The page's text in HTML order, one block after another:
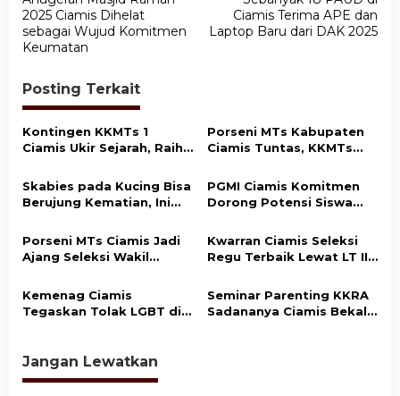
a
v
i
g
a
s
i
p
o
s
2025 Ciamis Dihelat
sebagai Wujud Komitmen
Keumatan
Ciamis Terima APE dan
Laptop Baru dari DAK 2025
Posting Terkait
Kontingen KKMTs 1
Ciamis Ukir Sejarah, Raih
Kabupaten Ciamis
Porseni MTs Kabupaten
Ciamis Tuntas, KKMTs
di Jabar
Skabies pada Kucing Bisa
Berujung Kematian, Ini
Ciamis
PGMI Ciamis Komitmen
Dorong Potensi Siswa
Olahraga dan Seni
Porseni MTs Ciamis Jadi
Ajang Seleksi Wakil
Jawa Barat
Kwarran Ciamis Seleksi
Regu Terbaik Lewat LT II
Kabupaten
Kemenag Ciamis
Tegaskan Tolak LGBT di
Seminar Parenting KKRA
Sadananya Ciamis Bekali
Jangan Lewatkan